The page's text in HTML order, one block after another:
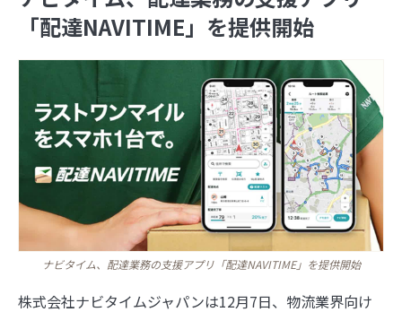
「配達NAVITIME」を提供開始
ナビタイム、配達業務の支援アプリ「配達NAVITIME」を提供開始
株式会社ナビタイムジャパンは12月7日、物流業界向け